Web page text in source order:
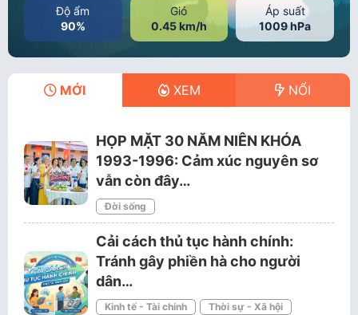
Độ ẩm
90%
Gió
0.45 km/h
Áp suất
1009 hPa
MỚI XEM NỔI
HỌP MẶT 30 NĂM NIÊN KHÓA
1993-1996: Cảm xúc nguyên sơ
vẫn còn đây…
Đời sống
Cải cách thủ tục hành chính:
Tránh gây phiền hà cho người
dân…
Kinh tế - Tài chính
Thời sự - Xã hội